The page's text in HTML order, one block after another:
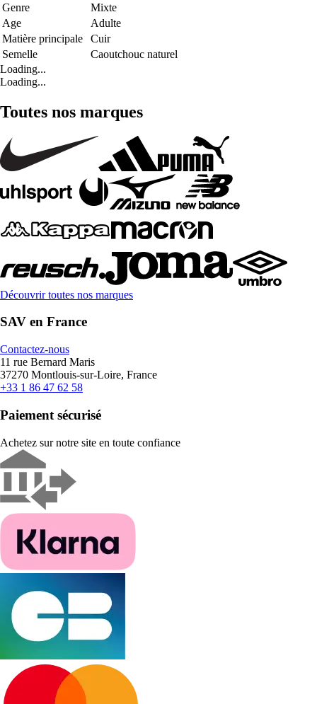
Genre
Mixte
Age
Adulte
Matière principale
Cuir
Semelle
Caoutchouc naturel
Loading...
Loading...
Toutes nos marques
Découvrir toutes nos marques
SAV en France
Contactez-nous
11 rue Bernard Maris
37270 Montlouis-sur-Loire, France
+33 1 86 47 62 58
Paiement sécurisé
Achetez sur notre site en toute confiance